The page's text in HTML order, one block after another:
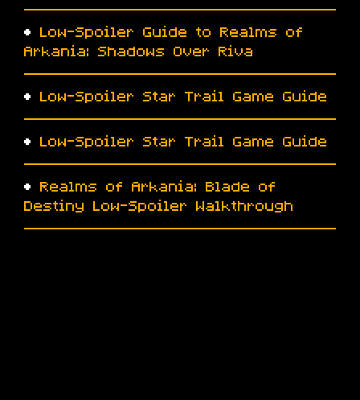
• Low-Spoiler Guide to Realms of
Arkania: Shadows Over Riva
• Low-Spoiler Star Trail Game Guide
• Low-Spoiler Star Trail Game Guide
• Realms of Arkania: Blade of
Destiny Low-Spoiler Walkthrough